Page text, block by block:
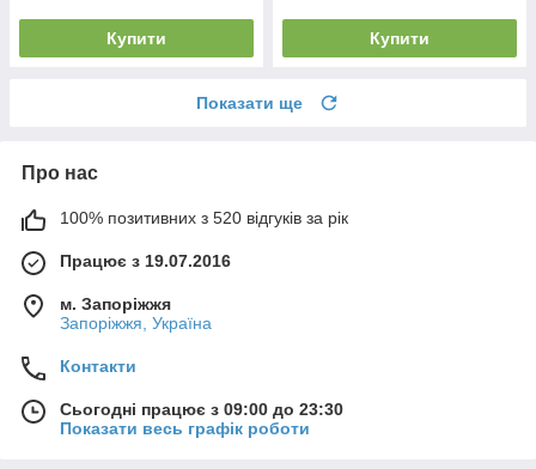
Купити Купити
Показати ще
Про нас
100% позитивних з 520 відгуків за рік
Працює з 19.07.2016
м. Запоріжжя
Запоріжжя, Україна
Контакти
Сьогодні працює з 09:00 до 23:30
Показати весь графік роботи